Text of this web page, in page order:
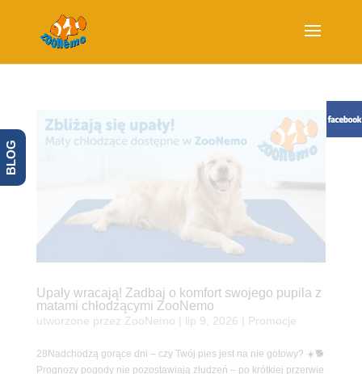
Upały wracają! Zadbaj o komfort swojego pupila z
matami chłodzącymi ZooNemo
utworzone przez ZooNemo lip 9, 2026 Promocje
28Nadchodzą gorące dni – czy Twój pies jest na nie gotowy? ☀️🐕
Prognozy pogody nie pozostawiają złudzeń – po krótkiej przerwie
BLOG